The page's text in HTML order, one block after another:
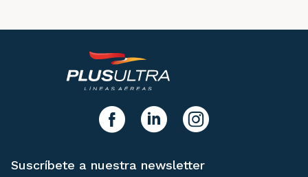
facebooklinkedIn instagram
Suscríbete a nuestra newsletter